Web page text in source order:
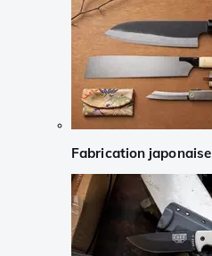
Fabrication japonaise